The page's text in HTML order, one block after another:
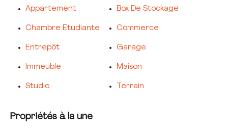
Appartement Box De Stockage
Chambre Etudiante Commerce
Entrepôt Garage
Immeuble Maison
Studio Terrain
Propriétés à la une